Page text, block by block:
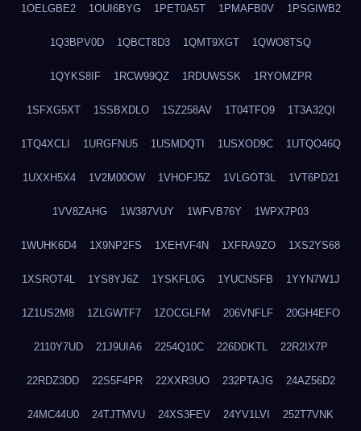
1OELGBE2 1OUI6BYG 1PET0A5T 1PMAFB0V 1PSGIWB2
1Q3BPV0D 1QBCT8D3 1QMT9XGT 1QWO8TSQ
1QYKS8IF 1RCW99QZ 1RDUWSSK 1RYOMZPR
1SFXG5XT 1SSBXDLO 1SZ258AV 1T04TFO9 1T3A32QI
1TQ4XCLI 1URGFNU5 1USMDQTI 1USXOD9C 1UTQO46Q
1UXXH5X4 1V2M00OW 1VHOFJ5Z 1VLGOT3L 1VT6PD21
1VV8ZAHG 1W387VUY 1WFVB76Y 1WPX7P03
1WUHK6D4 1X9NP2FS 1XEHVF4N 1XFRA9ZO 1XS2YS68
1XSROT4L 1YS8YJ6Z 1YSKFL0G 1YUCNSFB 1YYN7W1J
1Z1US2M8 1ZLGWTF7 1ZOCGLFM 206VNFLF 20GH4EFO
2110Y7UD 21J9UIA6 2254Q10C 226DDKTL 22R2IX7P
22RDZ3DD 22S5F4PR 22XXR3UO 232PTAJG 24AZ56D2
24MC44U0 24TJTMVU 24XS3FEV 24YV1LVI 252T7VNK